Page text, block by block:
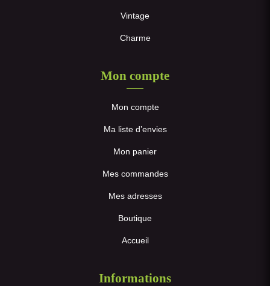
Vintage
Charme
Mon compte
Mon compte
Ma liste d’envies
Mon panier
Mes commandes
Mes adresses
Boutique
Accueil
Informations